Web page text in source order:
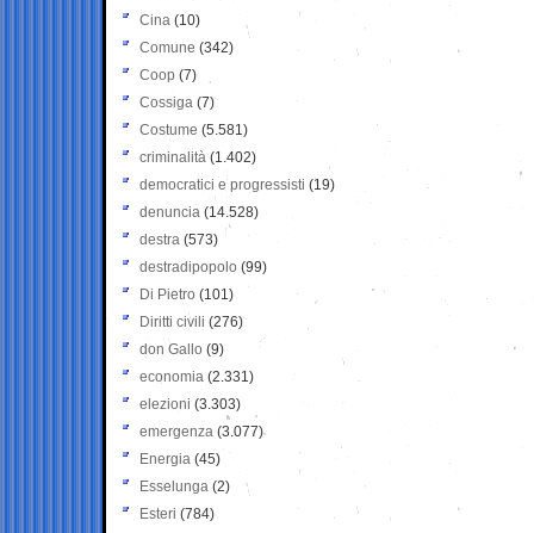
Cina (10)
Comune (342)
Coop (7)
Cossiga (7)
Costume (5.581)
criminalità (1.402)
democratici e progressisti (19)
denuncia (14.528)
destra (573)
destradipopolo (99)
Di Pietro (101)
Diritti civili (276)
don Gallo (9)
economia (2.331)
elezioni (3.303)
emergenza (3.077)
Energia (45)
Esselunga (2)
Esteri (784)